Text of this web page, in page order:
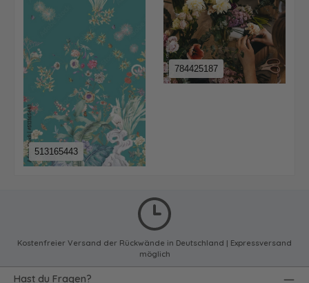
513165443
784425187
Kostenfreier Versand der Rückwände in Deutschland | Expressversand
möglich
Hast du Fragen?